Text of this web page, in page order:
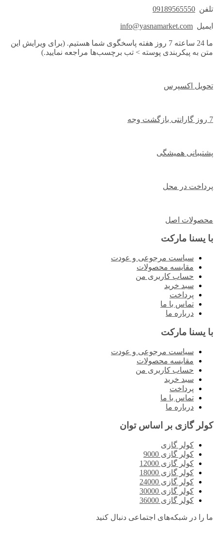
تلفن 09189565550
ایمیل info@yasnamarket.com
ما 24 ساعته 7 روز هفته پاسخگوی شما هستیم. (برای ویرایش این
متن به پیکربندی پوسته > تب برچسب‌ها مراجعه نمایید.)
تحویل اکسپرس
7 روز گارانتی بازگشت وجه
پشتیبانی همیشگی
پرداخت در محل
محصولات اصل
با یسنا مارکت
سیاست مرجوعی و عودت
مقایسه محصولات
حساب کاربری من
سبد خرید
پرداخت
تماس با ما
درباره ما
با یسنا مارکت
سیاست مرجوعی و عودت
مقایسه محصولات
حساب کاربری من
سبد خرید
پرداخت
تماس با ما
درباره ما
کولر گازی بر اساس توان
کولر گازی
کولر گازی 9000
کولر گازی 12000
کولر گازی 18000
کولر گازی 24000
کولر گازی 30000
کولر گازی 36000
ما را در شبکه‌های اجتماعی دنبال کنید